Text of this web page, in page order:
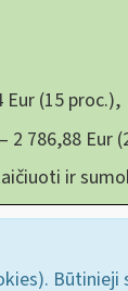
Eur (15 proc.),
2 786,88 Eur
ir